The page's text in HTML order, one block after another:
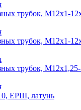
трубок, М12х1-
трубок, М12х1-
трубок,
ЕРШ, латунь